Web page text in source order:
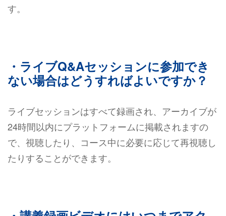
す。
・ライブQ&Aセッションに参加でき
ない場合はどうすればよいですか？
ライブセッションはすべて録画され、アーカイブが
24時間以内にプラットフォームに掲載されますの
で、視聴したり、コース中に必要に応じて再視聴し
たりすることができます。